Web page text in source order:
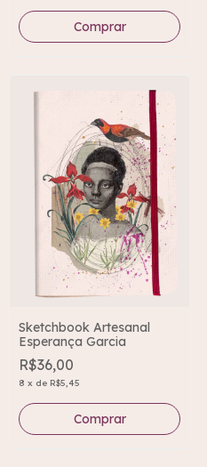
Sketchbook Artesanal
Esperança Garcia
R$36,00
8 x de R$5,45
Comprar